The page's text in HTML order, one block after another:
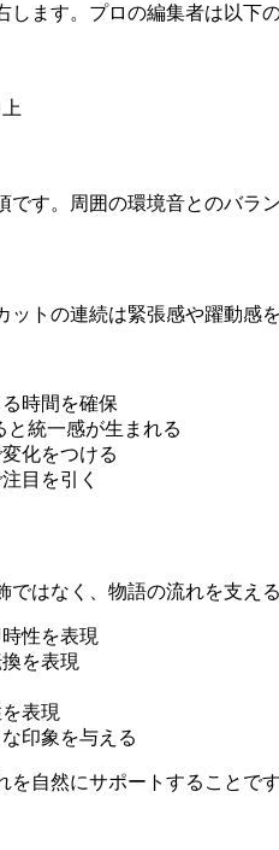
ます。プロの編集者は以下
す。周囲の環境音とのバラ
トの連続は緊張感や躍動感
時間を確保
と統一感が生まれる
化をつける
目を引く
はなく、物語の流れを支え
性を表現
を表現
表現
印象を与える
自然にサポートすること